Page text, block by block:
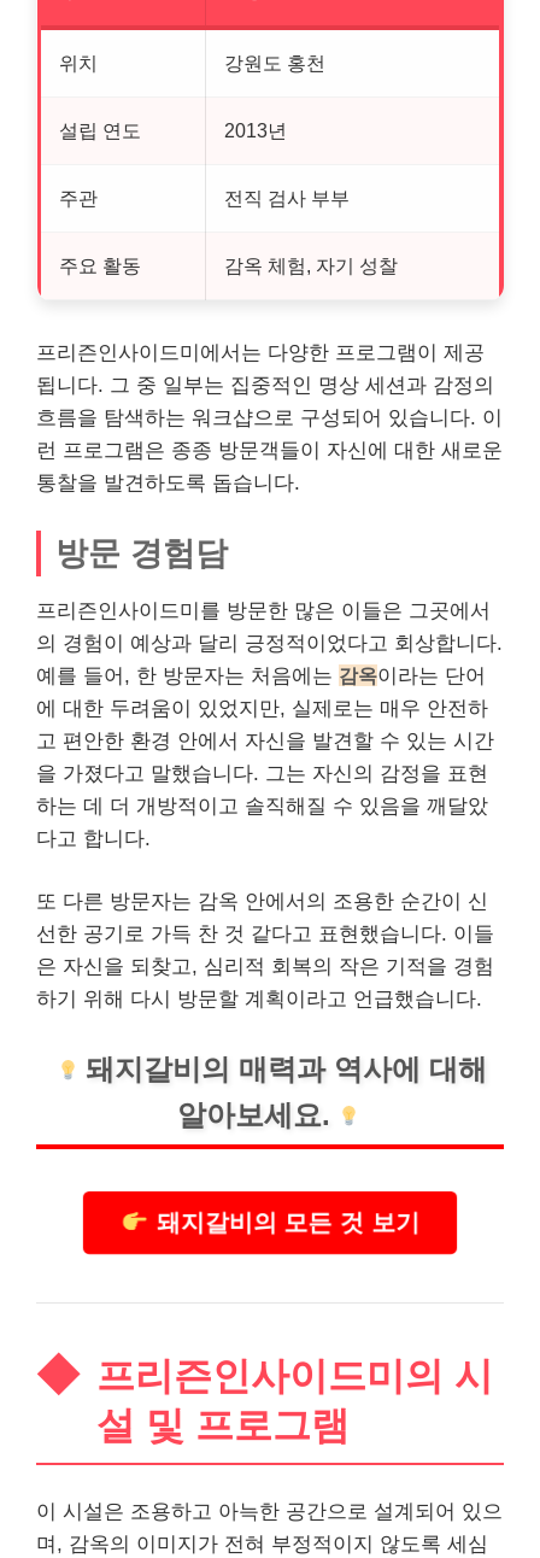
위치 강원도 홍천
설립 연도 2013년
주관 전직 검사 부부
주요 활동 감옥 체험, 자기 성찰
프리즌인사이드미에서는 다양한 프로그램이 제공
됩니다. 그 중 일부는 집중적인 명상 세션과 감정의
흐름을 탐색하는 워크샵으로 구성되어 있습니다. 이
런 프로그램은 종종 방문객들이 자신에 대한 새로운
통찰을 발견하도록 돕습니다.
방문 경험담
프리즌인사이드미를 방문한 많은 이들은 그곳에서
의 경험이 예상과 달리 긍정적이었다고 회상합니다.
예를 들어, 한 방문자는 처음에는 감옥이라는 단어
에 대한 두려움이 있었지만, 실제로는 매우 안전하
고 편안한 환경 안에서 자신을 발견할 수 있는 시간
을 가졌다고 말했습니다. 그는 자신의 감정을 표현
하는 데 더 개방적이고 솔직해질 수 있음을 깨달았
다고 합니다.
또 다른 방문자는 감옥 안에서의 조용한 순간이 신
선한 공기로 가득 찬 것 같다고 표현했습니다. 이들
은 자신을 되찾고, 심리적 회복의 작은 기적을 경험
하기 위해 다시 방문할 계획이라고 언급했습니다.
돼지갈비의 매력과 역사에 대해
알아보세요.
돼지갈비의 모든 것 보기
프리즌인사이드미의 시
설 및 프로그램
이 시설은 조용하고 아늑한 공간으로 설계되어 있으
며, 감옥의 이미지가 전혀 부정적이지 않도록 세심